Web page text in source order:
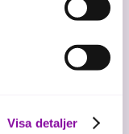
Visa detaljer